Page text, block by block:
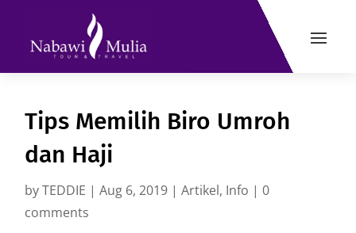
Tips Memilih Biro Umroh
dan Haji
byTEDDIE |Aug 6, 2019 |Artikel, Info |0
comments